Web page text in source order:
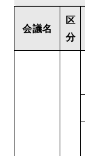
会議名
区
分